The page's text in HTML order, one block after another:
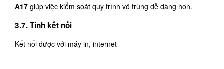
A17 giúp việc kiểm soát quy trình vô trùng dễ dàng hơn.
3.7. Tính kết nối
Kết nối được với máy in, internet